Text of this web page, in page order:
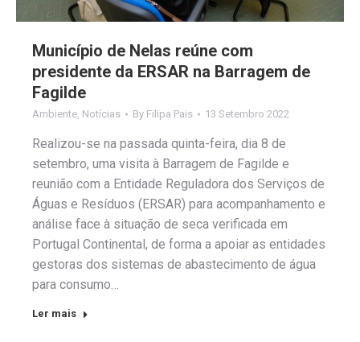
Município de Nelas reúne com
presidente da ERSAR na Barragem de
Fagilde
Ambiente, Notícias By Filipa Pais 13 Setembro 2022
Realizou-se na passada quinta-feira, dia 8 de
setembro, uma visita à Barragem de Fagilde e
reunião com a Entidade Reguladora dos Serviços de
Águas e Resíduos (ERSAR) para acompanhamento e
análise face à situação de seca verificada em
Portugal Continental, de forma a apoiar as entidades
gestoras dos sistemas de abastecimento de água
para consumo…
Ler mais